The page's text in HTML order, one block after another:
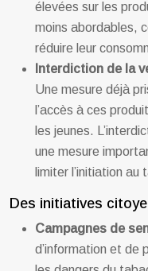
élevées sur les
moins abordables,
réduire leur
Interdiction de la
Une mesure déjà
l’accès à ces
les jeunes.
une mesure
limiter l’initiation au
Des initiatives
Campagnes de
d’information et de